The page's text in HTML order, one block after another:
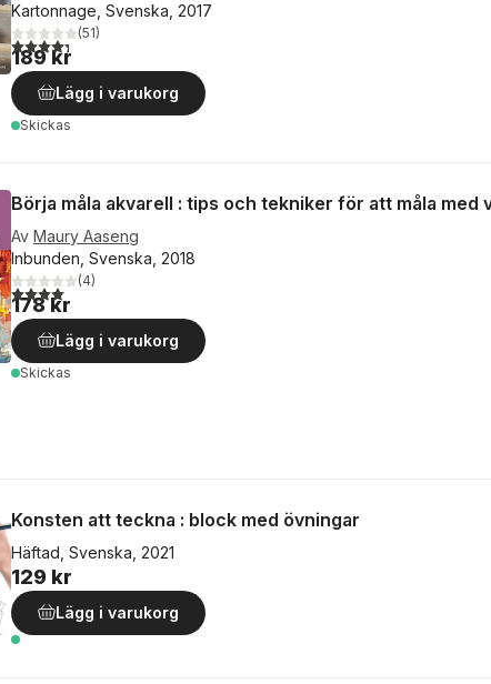
Kartonnage, Svenska, 2017
4,3utav 5 stjärnor. Totalt antal röster:
(51)
189 kr
Lägg i varukorg
Skickas
Börja måla akvarell : tips och tekniker för att måla med
Av Maury Aaseng
Inbunden, Svenska, 2018
4,0utav 5 stjärnor. Totalt antal röster:
(4)
178 kr
Lägg i varukorg
Skickas
Konsten att teckna : block med övningar
Häftad, Svenska, 2021
129 kr
Lägg i varukorg